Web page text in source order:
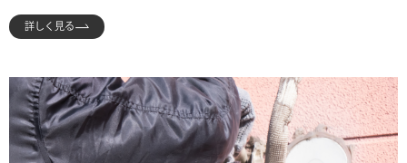
詳しく見る